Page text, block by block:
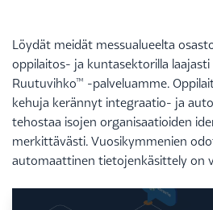
Löydät meidät messualueelta
oppilaitos- ja kuntasektorilla laajasti
Ruutuvihko™ -palveluamme.
kehuja kerännyt integraatio- ja
tehostaa isojen organisaatioiden
merkittävästi. Vuosikymmenien
automaattinen tietojenkäsittely on